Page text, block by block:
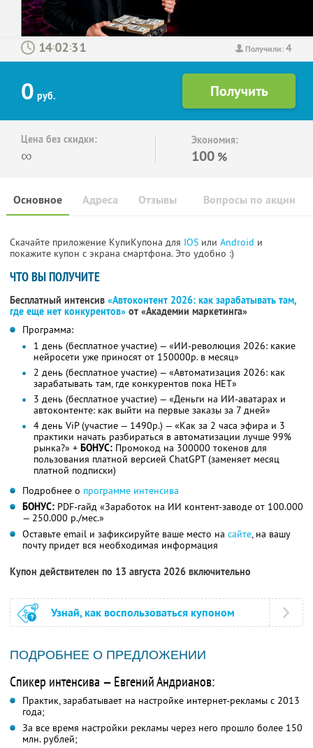
Получили:4
: :
0 руб.
Цена без скидки:
∞
Экономия:
100 %
Основное Отзывы Вопросы по акции
Адреса
Скачайте приложение КупиКупона для IOS или Android и
покажите купон с экрана смартфона. Это удобно :)
ЧТО ВЫ ПОЛУЧИТЕ
Бесплатный интенсив «Автоконтент 2026: как зарабатывать там,
где еще нет конкурентов» от «Академии маркетинга»
Программа:
1 день (бесплатное участие) — «ИИ-революция 2026: какие
нейросети уже приносят от 150000р. в месяц»
2 день (бесплатное участие) — «Автоматизация 2026: как
зарабатывать там, где конкурентов пока НЕТ»
3 день (бесплатное участие) — «Деньги на ИИ-аватарах и
автоконтенте: как выйти на первые заказы за 7 дней»
4 день ViP (участие — 1490р.) — «Как за 2 часа эфира и 3
практики начать разбираться в автоматизации лучше 99%
рынка?» + БОНУС: Промокод на 300000 токенов для
пользования платной версией ChatGPT (заменяет месяц
платной подписки)
Подробнее о программе интенсива
БОНУС: PDF-гайд «Заработок на ИИ контент-заводе от 100.000
— 250.000 р./мес.»
Оставьте email и зафиксируйте ваше место на сайте, на вашу
почту придет вся необходимая информация
Купон действителен по 13 августа 2026 включительно
Узнай, как воспользоваться купоном
ПОДРОБНЕЕ О ПРЕДЛОЖЕНИИ
Спикер интенсива — Евгений Андрианов:
Практик, зарабатывает на настройке интернет-рекламы с 2013
года;
За все время настройки рекламы через него прошло более 150
млн. рублей;